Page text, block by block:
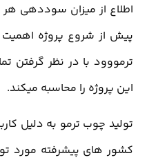
اطلاع از میزان سوددهی
پیش از شروع پروژه اهمیت
ترمووود با در نظر گرفتن
این پروژه را محاسبه میکند.
تولید چوب ترمو به دلیل
کشور های پیشرفته مورد